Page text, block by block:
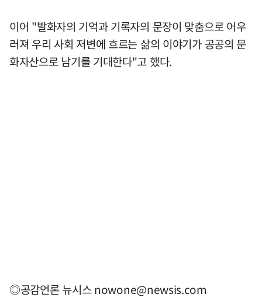
이어 "발화자의 기억과 기록자의 문장이 맞춤으로 어우
러져 우리 사회 저변에 흐르는 삶의 이야기가 공공의 문
화자산으로 남기를 기대한다"고 했다.
◎공감언론 뉴시스nowone@newsis.com